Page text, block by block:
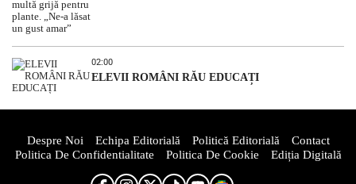
02:00
ELEVII ROMÂNI RĂU EDUCAȚI
Despre Noi Echipa Editorială Politică Editorială
Contact
Politica De Confidentialitate
Politica De Cookie Ediția Digitală